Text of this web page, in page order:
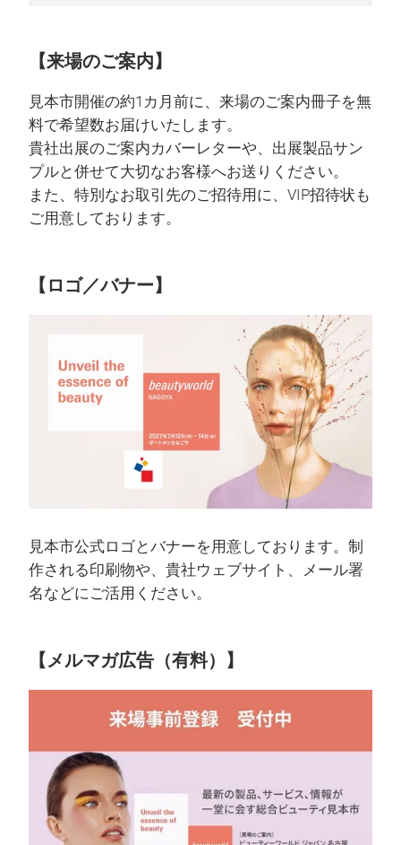
【来場のご案内】
見本市開催の約1カ月前に、来場のご案内冊子を無
料で希望数お届けいたします。
貴社出展のご案内カバーレターや、出展製品サン
プルと併せて大切なお客様へお送りください。
また、特別なお取引先のご招待用に、VIP招待状も
ご用意しております。
【ロゴ／バナー】
見本市公式ロゴとバナーを用意しております。制
作される印刷物や、貴社ウェブサイト、メール署
名などにご活用ください。
【メルマガ広告（有料）】